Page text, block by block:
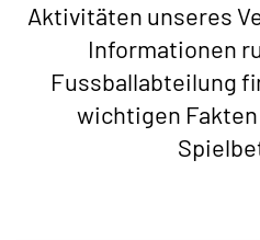
Aktivitäten unseres
Informationen
Fussballabteilung
wichtigen